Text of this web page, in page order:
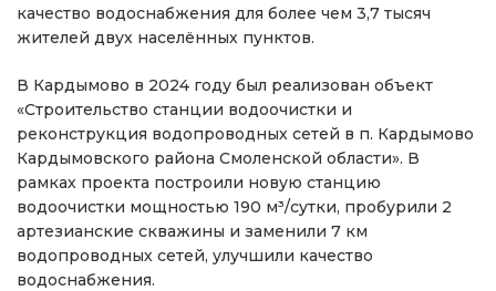
качество водоснабжения для более чем 3,7 тысяч
жителей двух населённых пунктов.
В Кардымово в 2024 году был реализован объект
«Строительство станции водоочистки и
реконструкция водопроводных сетей в п. Кардымово
Кардымовского района Смоленской области». В
рамках проекта построили новую станцию
водоочистки мощностью 190 м³/сутки, пробурили 2
артезианские скважины и заменили 7 км
водопроводных сетей, улучшили качество
водоснабжения.